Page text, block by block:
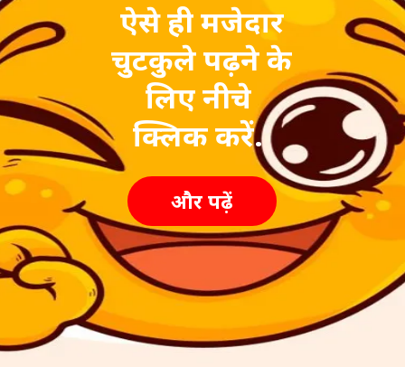
ऐसे ही मजेदार
चुटकुले पढ़ने के
लिए नीचे
क्लिक करें.
और पढ़ें